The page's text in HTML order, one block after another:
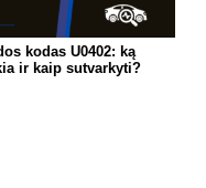
kodas U0402: ką
ir kaip sutvarkyti?